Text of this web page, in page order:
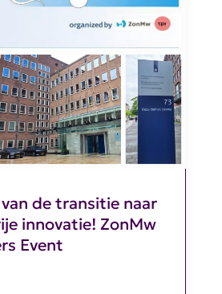
de transitie naar
innovatie! ZonMw
Event